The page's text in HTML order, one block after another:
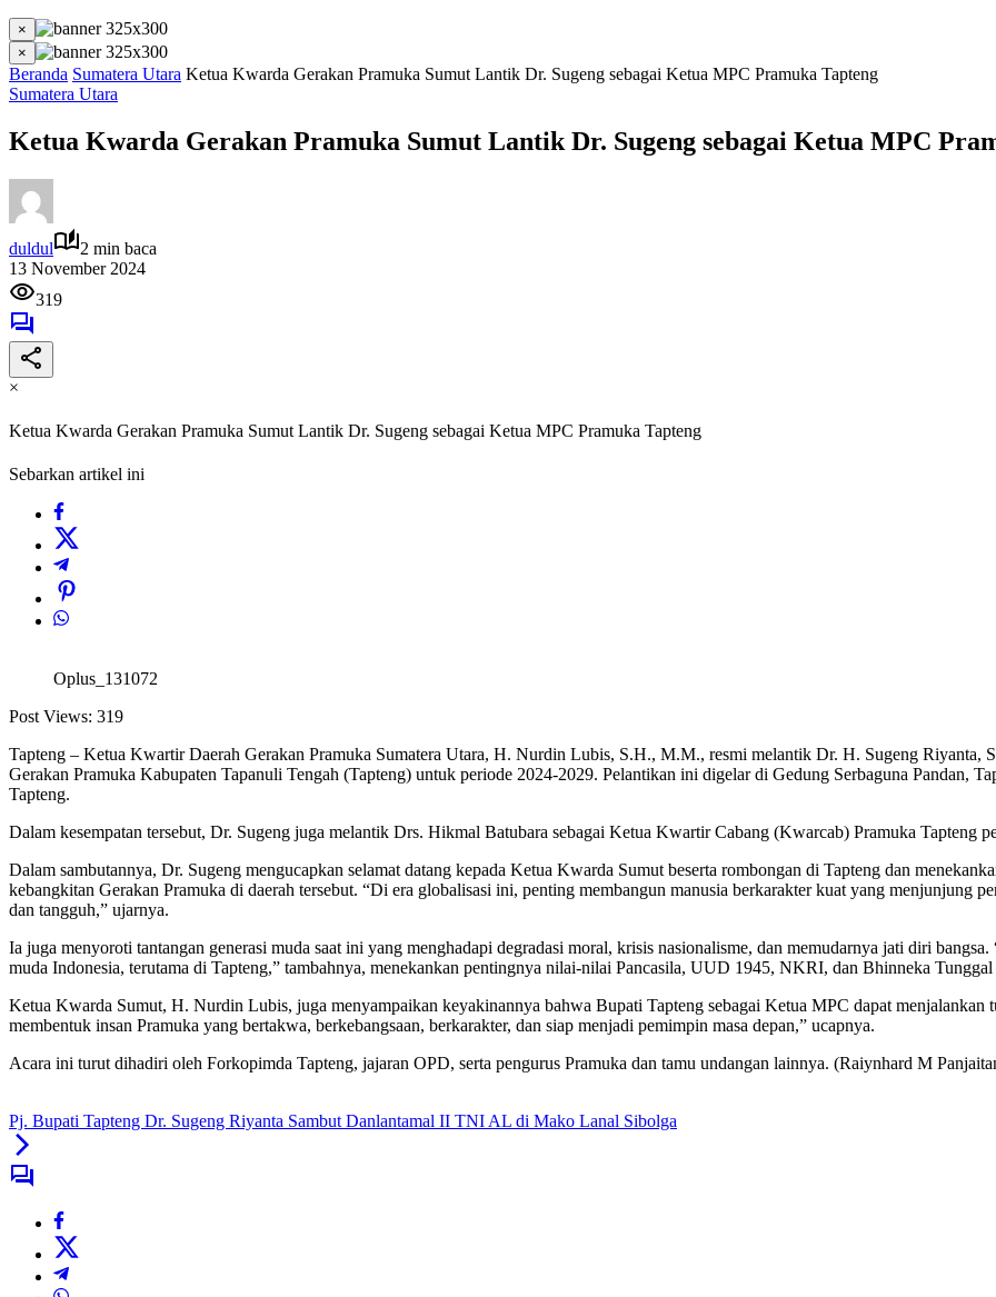
×
×
Beranda Sumatera Utara Ketua Kwarda Gerakan Pramuka Sumut Lantik Dr. Sugeng sebagai Ketua MPC Pramuka Tapteng
Sumatera Utara
Ketua Kwarda Gerakan Pramuka Sumut Lantik Dr. Sugeng sebagai Ketua MPC
duldul
2 min baca
13 November 2024
319
×
Ketua Kwarda Gerakan Pramuka Sumut Lantik Dr. Sugeng sebagai Ketua MPC Pramuka Tapteng
Sebarkan artikel ini
Oplus_131072
Post Views: 319
Tapteng – Ketua Kwartir Daerah Gerakan Pramuka Sumatera Utara, H. Nurdin Lubis, S.H., M.M., resmi melantik Dr. H. Sugeng
Gerakan Pramuka Kabupaten Tapanuli Tengah (Tapteng) untuk periode 2024-2029. Pelantikan ini digelar di Gedung Serbaguna Pandan,
Tapteng.
Dalam kesempatan tersebut, Dr. Sugeng juga melantik Drs. Hikmal Batubara sebagai Ketua Kwartir Cabang (Kwarcab) Pramuka Tapteng
Dalam sambutannya, Dr. Sugeng mengucapkan selamat datang kepada Ketua Kwarda Sumut beserta rombongan di Tapteng dan
kebangkitan Gerakan Pramuka di daerah tersebut. “Di era globalisasi ini, penting membangun manusia berkarakter kuat yang menjunjung
dan tangguh,” ujarnya.
Ia juga menyoroti tantangan generasi muda saat ini yang menghadapi degradasi moral, krisis nasionalisme, dan memudarnya jati diri
muda Indonesia, terutama di Tapteng,” tambahnya, menekankan pentingnya nilai-nilai Pancasila, UUD 1945, NKRI, dan Bhinneka
Ketua Kwarda Sumut, H. Nurdin Lubis, juga menyampaikan keyakinannya bahwa Bupati Tapteng sebagai Ketua MPC dapat menjalankan
membentuk insan Pramuka yang bertakwa, berkebangsaan, berkarakter, dan siap menjadi pemimpin masa depan,” ucapnya.
Acara ini turut dihadiri oleh Forkopimda Tapteng, jajaran OPD, serta pengurus Pramuka dan tamu undangan lainnya. (Raiynhard M
Pj. Bupati Tapteng Dr. Sugeng Riyanta Sambut Danlantamal II TNI AL di Mako Lanal Sibolga